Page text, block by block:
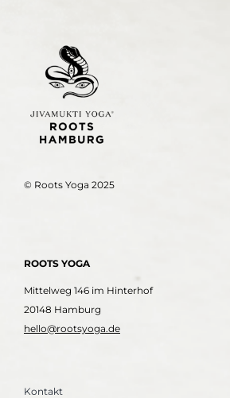
© Roots Yoga 2025
ROOTS YOGA
Mittelweg 146 im Hinterhof
20148 Hamburg
hello@rootsyoga.de
Kontakt